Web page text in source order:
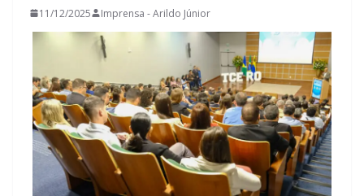
11/12/2025 Imprensa - Arildo Júnior